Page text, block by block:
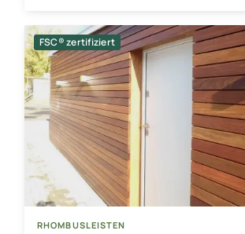
FSC® zertifiziert
RHOMBUSLEISTEN